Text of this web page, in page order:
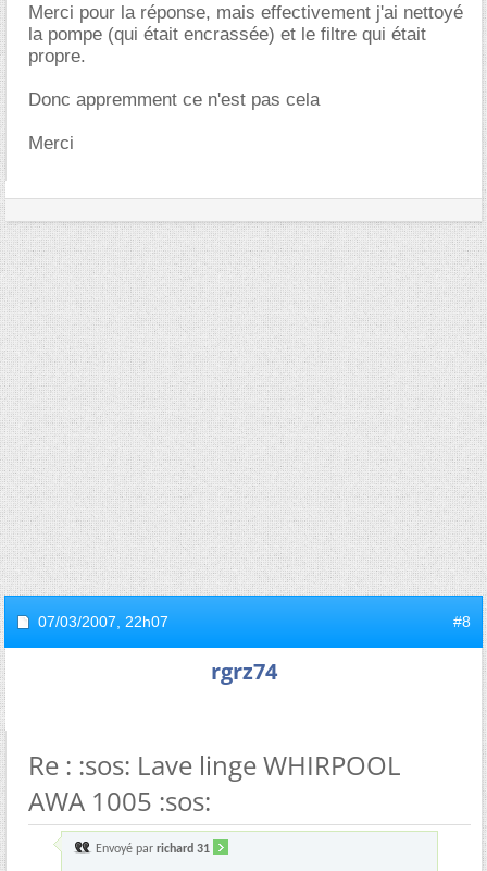
Merci pour la réponse, mais effectivement j'ai nettoyé
la pompe (qui était encrassée) et le filtre qui était
propre.
Donc appremment ce n'est pas cela
Merci
07/03/2007, 22h07 #8
rgrz74
Re : :sos: Lave linge WHIRPOOL
AWA 1005 :sos:
Envoyé par richard 31